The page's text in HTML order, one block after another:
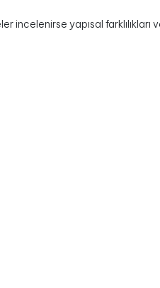
incelenirse yapısal farklılıkları